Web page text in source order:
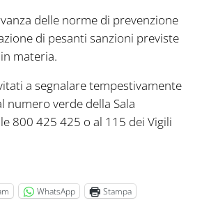
delle norme di prevenzione
di pesanti sanzioni previste
materia.
a segnalare tempestivamente
numero verde della Sala
800 425 425 o al 115 dei Vigili
WhatsApp Stampa